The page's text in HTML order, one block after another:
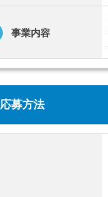
事業内容
応募方法